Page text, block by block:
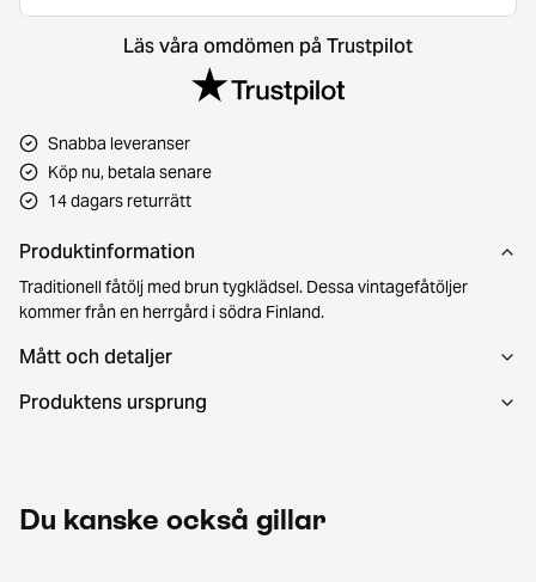
Läs våra omdömen på Trustpilot
Snabba leveranser
Köp nu, betala senare
14 dagars returrätt
Produktinformation
Traditionell fåtölj med brun tygklädsel. Dessa vintagefåtöljer
kommer från en herrgård i södra Finland.
Mått och detaljer
Produktens ursprung
Du kanske också gillar